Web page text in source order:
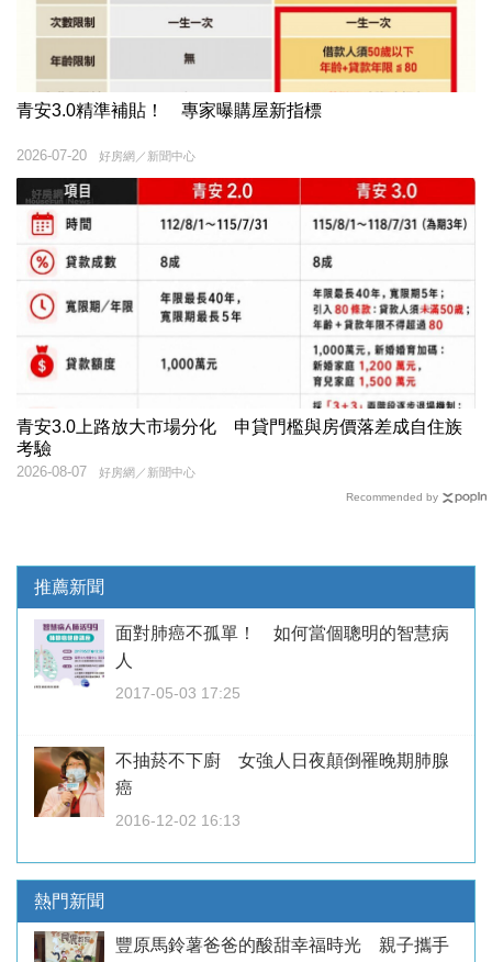
青安3.0精準補貼！ 專家曝購屋新指標
好房網／新聞中心
2026-07-20
青安3.0上路放大市場分化 申貸門檻與房價落差成自住族
考驗
好房網／新聞中心
2026-08-07
Recommended by
推薦新聞
面對肺癌不孤單！ 如何當個聰明的智慧病
人
2017-05-03 17:25
不抽菸不下廚 女強人日夜顛倒罹晚期肺腺
癌
2016-12-02 16:13
熱門新聞
豐原馬鈴薯爸爸的酸甜幸福時光 親子攜手